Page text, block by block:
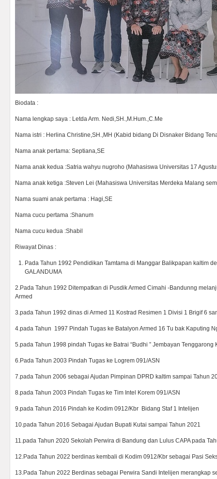
Biodata :
Nama lengkap saya : Letda Arm. Nedi,SH.,M.Hum.,C.Me
Nama istri : Herlina Christine,SH.,MH (Kabid bidang Di Disnaker Bidang
Nama anak pertama: Septiana,SE
Nama anak kedua :Satria wahyu nugroho (Mahasiswa Universitas 17
Nama anak ketiga :Steven Lei (Mahasiswa Universitas Merdeka Malang
Nama suami anak pertama : Hagi,SE
Nama cucu pertama :Shanum
Nama cucu kedua :Shabil
Riwayat Dinas :
Pada Tahun 1992 Pendidikan Tamtama di Manggar Balikpapan kaltim
GALANDUMA
2.Pada Tahun 1992 Ditempatkan di Pusdik Armed Cimahi -Bandunng
Armed
3.pada Tahun 1992 dinas di Armed 11 Kostrad Resimen 1 Divisi 1 Brigif 6
4.pada Tahun 1997 Pindah Tugas ke Batalyon Armed 16 Tu bak Kaputing
5.pada Tahun 1998 pindah Tugas ke Batrai “Budhi ” Jembayan Tenggarong
6.Pada Tahun 2003 Pindah Tugas ke Logrem 091/ASN
7.pada Tahun 2006 sebagai Ajudan Pimpinan DPRD kaltim sampai Tahun
8.pada Tahun 2003 Pindah Tugas ke Tim Intel Korem 091/ASN
9.pada Tahun 2016 Pindah ke Kodim 0912/Kbr Bidang Staf 1 Intelijen
10.pada Tahun 2016 Sebagai Ajudan Bupati Kutai sampai Tahun 2021
11.pada Tahun 2020 Sekolah Perwira di Bandung dan Lulus CAPA pada
12.Pada Tahun 2022 berdinas kembali di Kodim 0912/Kbr sebagai Pasi
13.Pada Tahun 2022 Berdinas sebagai Perwira Sandi Intelijen merangkap